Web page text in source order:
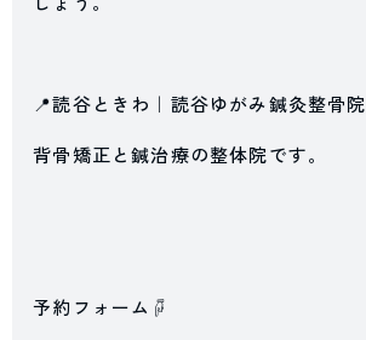
📍読谷ときわ｜読谷ゆがみ鍼灸整骨院
背骨矯正と鍼治療の整体院です。
予約フォーム☟